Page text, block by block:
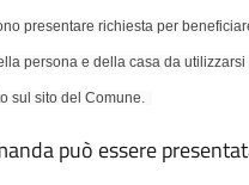
presentare richiesta per
persona e della casa da
sul sito del Comune.
può essere